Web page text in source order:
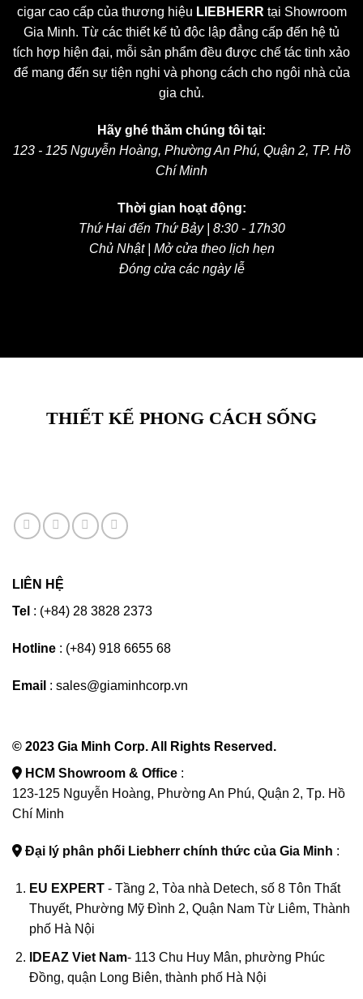
cigar cao cấp của thương hiệu LIEBHERR tại Showroom
Gia Minh. Từ các thiết kế tủ độc lập đẳng cấp đến hệ tủ
tích hợp hiện đại, mỗi sản phẩm đều được chế tác tinh xảo
để mang đến sự tiện nghi và phong cách cho ngôi nhà của
gia chủ.
Hãy ghé thăm chúng tôi tại:
123 - 125 Nguyễn Hoàng, Phường An Phú, Quận 2, TP. Hồ
Chí Minh
Thời gian hoạt động:
Thứ Hai đến Thứ Bảy | 8:30 - 17h30
Chủ Nhật | Mở cửa theo lịch hẹn
Đóng cửa các ngày lễ
THIẾT KẾ PHONG CÁCH SỐNG
LIÊN HỆ
Tel : (+84) 28 3828 2373
Hotline : (+84) 918 6655 68
Email : sales@giaminhcorp.vn
© 2023 Gia Minh Corp. All Rights Reserved.
HCM Showroom & Office :
123-125 Nguyễn Hoàng, Phường An Phú, Quận 2, Tp. Hồ
Chí Minh
Đại lý phân phối Liebherr chính thức của Gia Minh :
EU EXPERT - Tầng 2, Tòa nhà Detech, số 8 Tôn Thất
Thuyết, Phường Mỹ Đình 2, Quận Nam Từ Liêm, Thành
phố Hà Nội
IDEAZViet Nam- 113 Chu Huy Mân, phường Phúc
Đồng, quận Long Biên, thành phố Hà Nội